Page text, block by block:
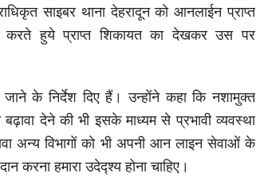
साइबर थाना देहरादून को आनलाईन प्राप्त
करते हुये प्राप्त शिकायत का देखकर उस पर
के निर्देश दिए हैं। उन्होंने कहा कि नशामुक्त
देने की भी इसके माध्यम से प्रभावी व्यवस्था
अन्य विभागों को भी अपनी आन लाइन सेवाओं के
करना हमारा उदेद्श्य होना चाहिए।